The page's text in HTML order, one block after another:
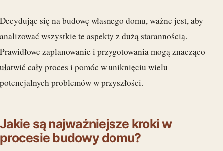
Decydując się na budowę własnego domu, ważne jest, aby
analizować wszystkie te aspekty z dużą starannością.
Prawidłowe zaplanowanie i przygotowania mogą znacząco
ułatwić cały proces i pomóc w uniknięciu wielu
potencjalnych problemów w przyszłości.
Jakie są najważniejsze kroki w
procesie budowy domu?